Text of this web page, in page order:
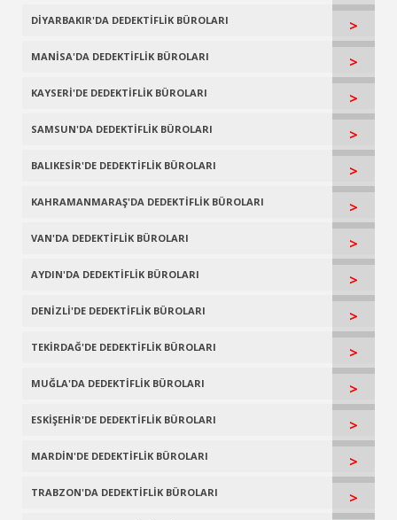
DİYARBAKIR'DA DEDEKTİFLİK BÜROLARI >
MANİSA'DA DEDEKTİFLİK BÜROLARI >
KAYSERİ'DE DEDEKTİFLİK BÜROLARI >
SAMSUN'DA DEDEKTİFLİK BÜROLARI >
BALIKESİR'DE DEDEKTİFLİK BÜROLARI >
KAHRAMANMARAŞ'DA DEDEKTİFLİK BÜROLARI >
VAN'DA DEDEKTİFLİK BÜROLARI >
AYDIN'DA DEDEKTİFLİK BÜROLARI >
DENİZLİ'DE DEDEKTİFLİK BÜROLARI >
TEKİRDAĞ'DE DEDEKTİFLİK BÜROLARI >
MUĞLA'DA DEDEKTİFLİK BÜROLARI >
ESKİŞEHİR'DE DEDEKTİFLİK BÜROLARI >
MARDİN'DE DEDEKTİFLİK BÜROLARI >
TRABZON'DA DEDEKTİFLİK BÜROLARI >